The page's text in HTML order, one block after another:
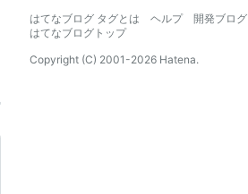
はてなブログ タグとは
ヘルプ
開発ブログ
はてなブログトップ
Copyright (C) 2001-2026 Hatena.